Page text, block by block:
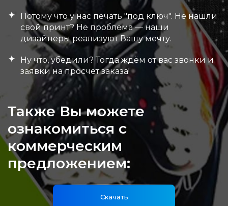
Потому что у нас печать "под ключ". Не нашли
свой принт? Не проблема — наши
дизайнеры реализуют Вашу мечту.
Ну что, убедили? Тогда ждём от вас звонки и
заявки на просчет заказа!
Также Вы можете
ознакомиться с
коммерческим
предложением:
Скачать